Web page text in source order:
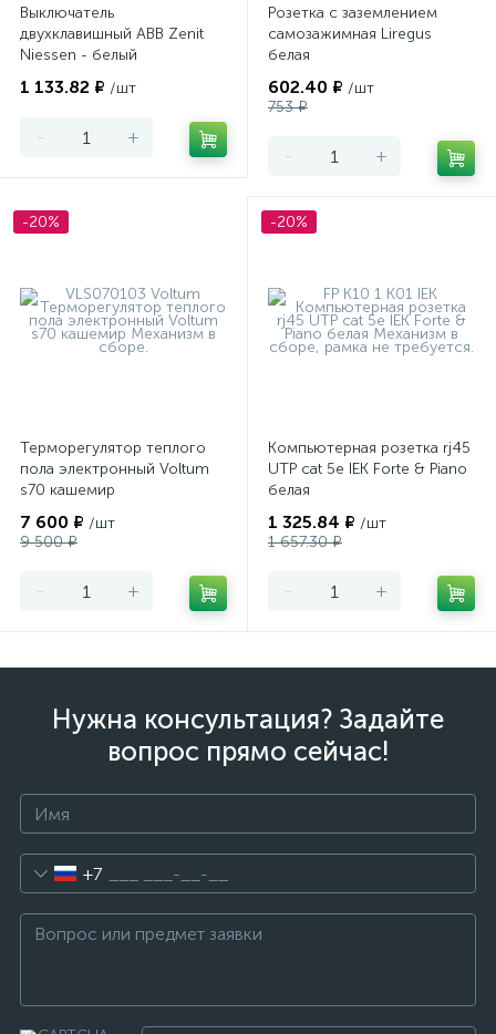
Выключатель
двухклавишный ABB Zenit
Niessen - белый
1 133.82 ₽ /шт
- +
Розетка с заземлением
самозажимная Liregus
белая
602.40 ₽ /шт
753 ₽
- +
-20%
Терморегулятор теплого
пола электронный Voltum
s70 кашемир
7 600 ₽ /шт
9 500 ₽
- +
-20%
Компьютерная розетка rj45
UTP cat 5e IEK Forte & Piano
белая
1 325.84 ₽ /шт
1 657.30 ₽
- +
Нужна консультация? Задайте
вопрос прямо сейчас!
+7